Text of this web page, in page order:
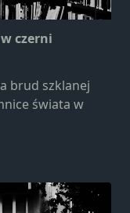
czerni
brud szklanej
świata w